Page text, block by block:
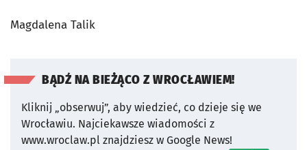
Magdalena Talik
BĄDŹ NA BIEŻĄCO Z WROCŁAWIEM!
Kliknij „obserwuj”, aby wiedzieć, co dzieje się we
Wrocławiu. Najciekawsze wiadomości z
www.wroclaw.pl znajdziesz w Google News!